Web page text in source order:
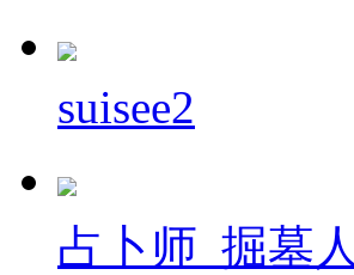
suisee2
占卜师_掘墓人